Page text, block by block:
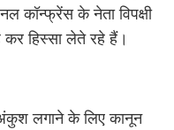
कॉन्फ्रेंस के नेता विपक्षी
हिस्सा लेते रहे हैं।
लगाने के लिए कानून